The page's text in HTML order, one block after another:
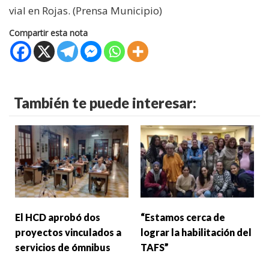
vial en Rojas. (Prensa Municipio)
Compartir esta nota
También te puede interesar:
El HCD aprobó dos
proyectos vinculados a
servicios de ómnibus
“Estamos cerca de
lograr la habilitación del
TAFS”